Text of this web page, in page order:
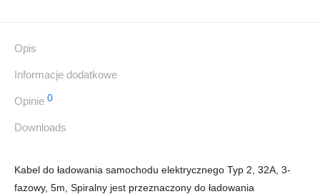
Opis
Informacje dodatkowe
Opinie 0
Downloads
Kabel do ładowania samochodu elektrycznego Typ 2, 32A, 3-
fazowy, 5m, Spiralny jest przeznaczony do ładowania